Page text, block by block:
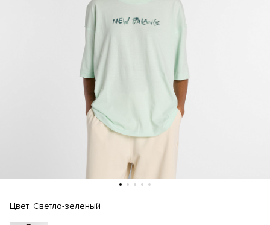
Цвет: Светло-зеленый